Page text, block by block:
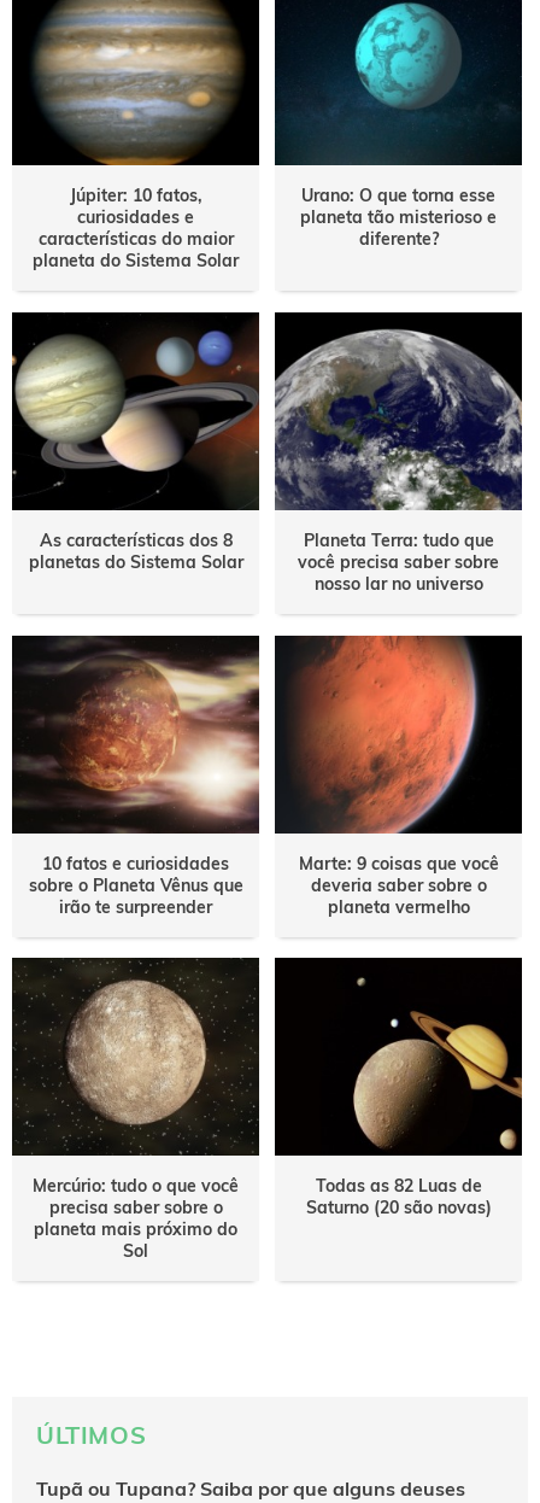
Júpiter: 10 fatos,
curiosidades e
características do maior
planeta do Sistema Solar
Urano: O que torna esse
planeta tão misterioso e
diferente?
As características dos 8
planetas do Sistema Solar
Planeta Terra: tudo que
você precisa saber sobre
nosso lar no universo
10 fatos e curiosidades
sobre o Planeta Vênus que
irão te surpreender
Marte: 9 coisas que você
deveria saber sobre o
planeta vermelho
Mercúrio: tudo o que você
precisa saber sobre o
planeta mais próximo do
Sol
Todas as 82 Luas de
Saturno (20 são novas)
ÚLTIMOS
Tupã ou Tupana? Saiba por que alguns deuses